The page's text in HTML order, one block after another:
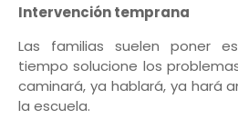
Intervención temprana
Las familias suelen poner
tiempo solucione los
caminará, ya hablará, ya hará
la escuela.